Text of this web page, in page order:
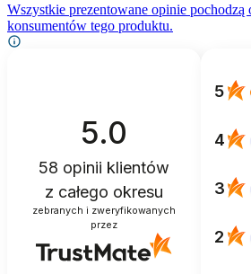
Wszystkie prezentowane opinie pochodzą
konsumentów tego produktu.
5.0
58 opinii klientów
z całego okresu
zebranych i zweryfikowanych
przez
5
4
3
2